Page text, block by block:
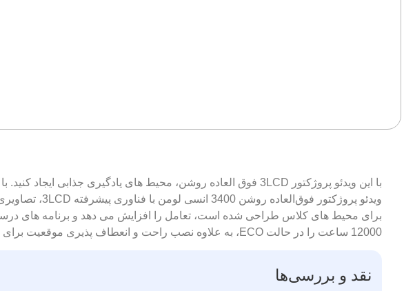
12000 ساعت را در حالت ECO، به علاوه نصب راحت و انعطاف پذیری موقعیت برای نمایش آسان از هر نقطه کلاس ارائه می دهد.
نقد و بررسی‌ها